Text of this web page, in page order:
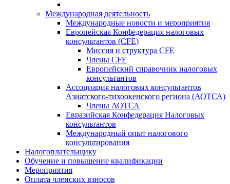
Международная деятельность
Международные новости и мероприятия
Европейская Конфедерация налоговых
консультантов (CFE)
Миссия и структура CFE
Члены CFE
Европейский справочник налоговых
консультантов
Ассоциация налоговых консультантов
Азиатского-тихоокенского региона (АОТСА)
Члены АОТСА
Евразийская Конфедерация Налоговых
консультантов
Международный опыт налогового
консультирования
Налогоплательщику
Обучение и повышение квалификации
Мероприятия
Оплата членских взносов